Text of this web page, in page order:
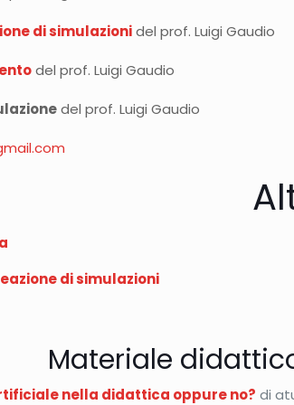
di simulazionidel prof. Luigi Gaudio
del prof. Luigi Gaudio
del prof. Luigi Gaudio
di simulazioni
Materiale
nella didattica oppure no? di